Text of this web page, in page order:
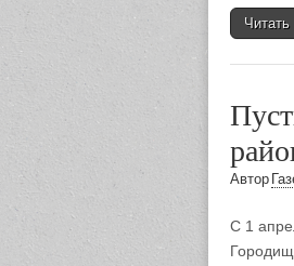
Автор
С 1